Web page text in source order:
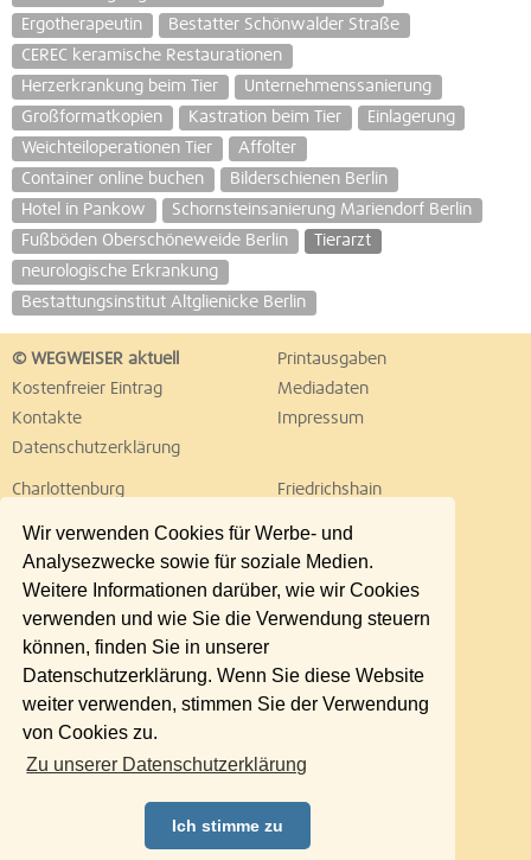
Wir verwenden Cookies für Werbe- und
Analysezwecke sowie für soziale Medien.
Weitere Informationen darüber, wie wir Cookies
verwenden und wie Sie die Verwendung steuern
können, finden Sie in unserer
Datenschutzerklärung. Wenn Sie diese Website
weiter verwenden, stimmen Sie der Verwendung
von Cookies zu.
Zu unserer Datenschutzerklärung
Ich stimme zu
Ergotherapeutin
Bestatter Schönwalder Straße
CEREC keramische Restaurationen
Herzerkrankung beim Tier
Unternehmenssanierung
Großformatkopien
Kastration beim Tier
Einlagerung
Weichteiloperationen Tier
Affolter
Container online buchen
Bilderschienen Berlin
Hotel in Pankow
Schornsteinsanierung Mariendorf Berlin
Fußböden Oberschöneweide Berlin
Tierarzt
neurologische Erkrankung
Bestattungsinstitut Altglienicke Berlin
© WEGWEISER aktuell
Printausgaben
Kostenfreier Eintrag
Mediadaten
Kontakte
Impressum
Datenschutzerklärung
Charlottenburg
Friedrichshain
Lichtenberg
Marzahn
Neukölln
Pankow
Reinickendorf
Schöneberg
Spandau
Steglitz
Tempelhof
Treptow
Umland Ost